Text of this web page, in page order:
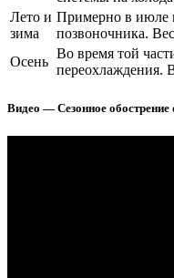
Лето и
зима
Примерно в июле
позвоночника.
Осень
Во время той
переохлаждения.
Видео — Сезонное обострение